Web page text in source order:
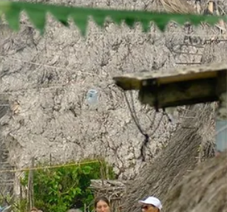
Años de Autonomía
El Levantamiento Guna de 1925: Autonomía, Cultura
una Tierra Prístina Este febrero de 2025, el pueblo
Guna de Panamá conmemora el...